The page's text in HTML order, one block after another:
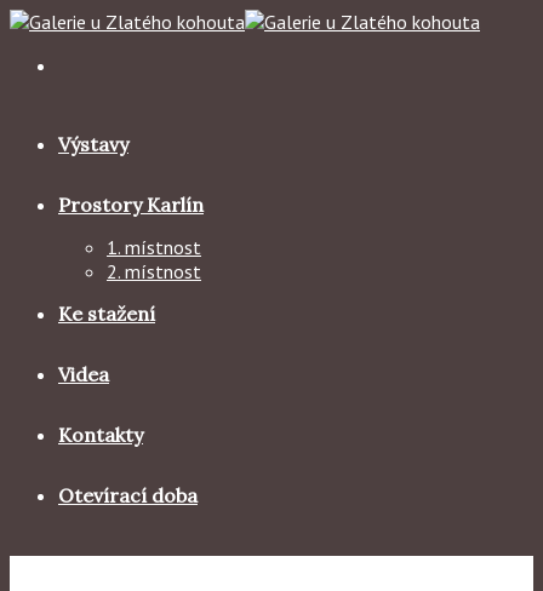
Skip
content
Výstavy
Prostory Karlín
1. místnost
2. místnost
Ke stažení
Videa
Kontakty
Otevírací doba